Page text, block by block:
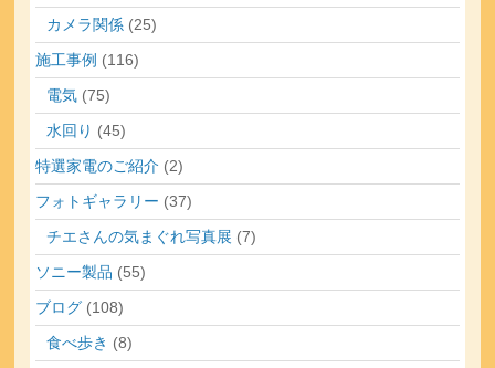
カメラ関係 (25)
施工事例 (116)
電気 (75)
水回り (45)
特選家電のご紹介 (2)
フォトギャラリー (37)
チエさんの気まぐれ写真展 (7)
ソニー製品 (55)
ブログ (108)
食べ歩き (8)